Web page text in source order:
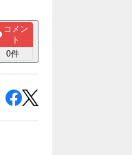
コメン
ト
0件